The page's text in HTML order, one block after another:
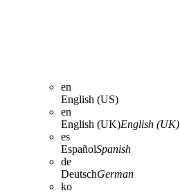
en
English (US)
en
English (UK)English (UK)
es
EspañolSpanish
de
DeutschGerman
ko